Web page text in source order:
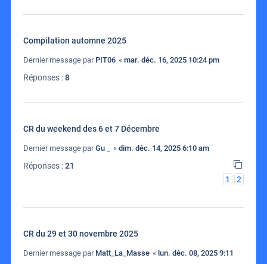
Compilation automne 2025
Dernier message par PIT06 « mar. déc. 16, 2025 10:24 pm
Réponses :8
CR du weekend des 6 et 7 Décembre
Dernier message parGu _ « dim. déc. 14, 2025 6:10 am
Réponses :21
1
2
CR du 29 et 30 novembre 2025
Dernier message par Matt_La_Masse « lun. déc. 08, 2025 9:11